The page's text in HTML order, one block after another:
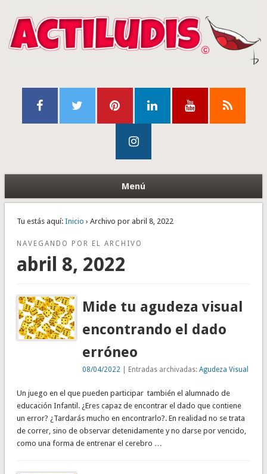
Menú
Tu estás aquí: Inicio › Archivo por abril 8, 2022
NAVEGANDO POR EL ARCHIVO
abril 8, 2022
Mide tu agudeza visual
encontrando el dado
erróneo
08/04/2022 | Entradas archivadas:Agudeza Visual
Un juego en el que pueden participar también el alumnado de
educación Infantil. ¿Eres capaz de encontrar el dado que contiene
un error? ¿Tardarás mucho en encontrarlo?. En realidad no se trata
de correr, sino de observar detenidamente y no darse por vencido,
como una forma de entrenar el cerebro …